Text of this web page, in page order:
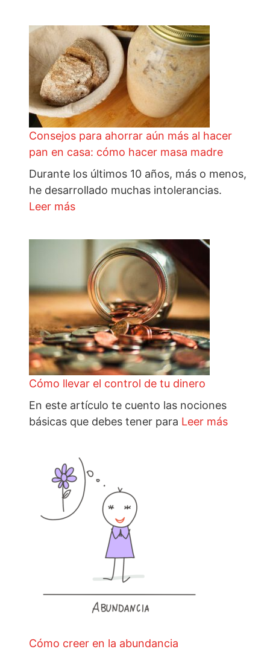
Consejos para ahorrar aún más al hacer
pan en casa: cómo hacer masa madre
Durante los últimos 10 años, más o menos,
he desarrollado muchas intolerancias.
Leer más
Cómo llevar el control de tu dinero
En este artículo te cuento las nociones
básicas que debes tener para Leer más
Cómo creer en la abundancia